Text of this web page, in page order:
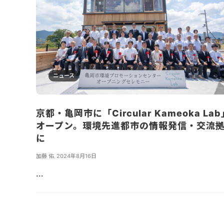
ニュース
京都・亀岡市に「Circular Kameoka Lab
オープン。環境先進都市の情報発信・交流
に
加藤 佑 2024年8月16日
...